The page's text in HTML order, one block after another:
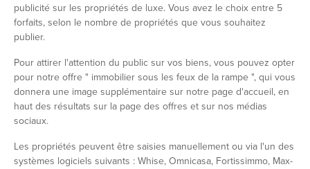
publicité sur les propriétés de luxe. Vous avez le choix entre 5
forfaits, selon le nombre de propriétés que vous souhaitez
publier.
Pour attirer l'attention du public sur vos biens, vous pouvez opter
pour notre offre " immobilier sous les feux de la rampe ", qui vous
donnera une image supplémentaire sur notre page d'accueil, en
haut des résultats sur la page des offres et sur nos médias
sociaux.
Les propriétés peuvent être saisies manuellement ou via l'un des
systèmes logiciels suivants : Whise, Omnicasa, Fortissimmo, Max-